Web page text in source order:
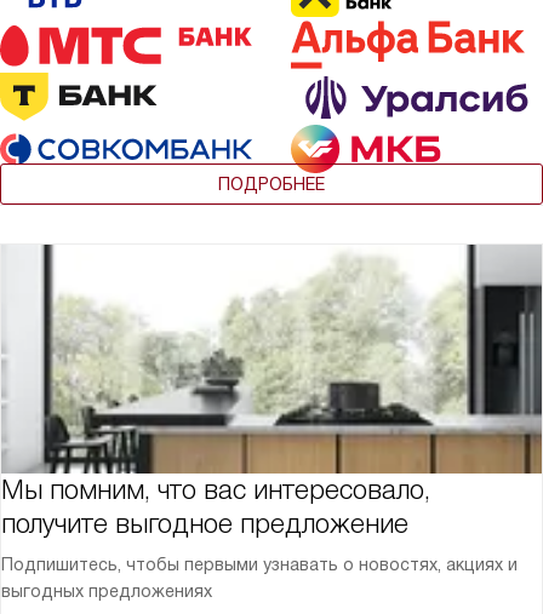
ПОДРОБНЕЕ
Мы помним, что вас интересовало,
получите выгодное предложение
Подпишитесь, чтобы первыми узнавать о новостях, акциях и
выгодных предложениях